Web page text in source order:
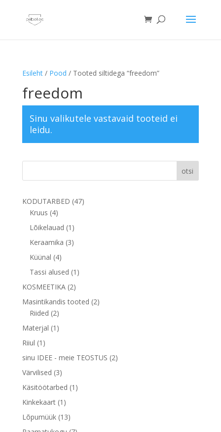
Esileht/ Pood / Tooted siltidega “freedom”
freedom
Sinu valikutele vastavaid tooteid ei
leidu.
otsi
KODUTARBED 4747
Kruus 44
toodet
Lõikelauad 1 1
toode
Keraamika 33
Küünal 44
toodet
Tassi alused 1 1
KOSMEETIKA 22
toodet
Masintikandis tooted 22
Riided 22
toodet
Materjal 1 1
Riiul 1 1
toode
sinu IDEE - meie TEOSTUS 22
Värvilised 33
toodet
Käsitöötarbed 1 1
Kinkekaart 1 1
toode
Lõpumüük 1313
toodet